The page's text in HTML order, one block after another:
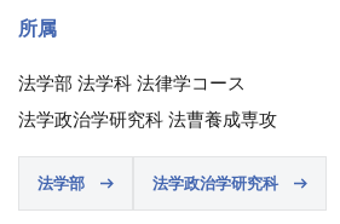
所属
法学部 法学科 法律学コース
法学政治学研究科 法曹養成専攻
法学部 法学政治学研究科